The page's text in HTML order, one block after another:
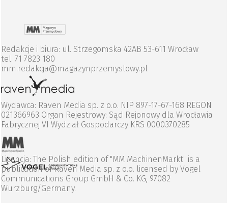
Redakcje i biura: ul. Strzegomska 42AB 53-611 Wrocław
tel. 71 7823 180
mm.redakcja@magazynprzemyslowy.pl
Wydawca: Raven Media sp. z o.o. NIP 897-17-67-168 REGON
021366963 Organ Rejestrowy: Sąd Rejonowy dla Wrocławia
Fabrycznej VI Wydział Gospodarczy KRS 0000370285
Licencja: The Polish edition of "MM MachinenMarkt" is a
publication of Raven Media sp. z o.o. licensed by Vogel
Communications Group GmbH & Co. KG, 97082
Wurzburg/Germany.